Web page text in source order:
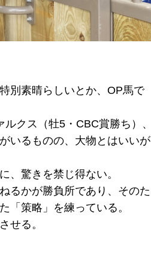
別素晴らしいとか、OP馬で
クス（牡5・CBC賞勝ち）、
いるものの、大物とはいいが
、驚きを禁じ得ない。
るかが勝負所であり、そのた
「策略」を練っている。
せる。